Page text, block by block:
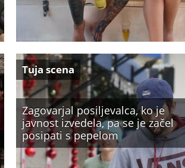
Zagovarjal posiljevalca, ko je
javnost izvedela, pa se je začel
posipati s pepelom
Tuja scena